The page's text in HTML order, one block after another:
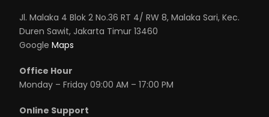
Jl. Malaka 4 Blok 2 No.36 RT 4/ RW 8, Malaka Sari, Kec.
Duren Sawit, Jakarta Timur 13460
Google Maps
Office Hour
Monday – Friday 09:00 AM – 17:00 PM
Online Support